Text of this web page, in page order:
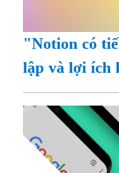
"Notion có
lập và lợi ích